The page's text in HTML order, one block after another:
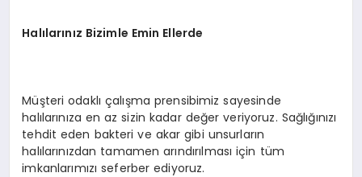
Halılarınız Bizimle Emin Ellerde
Müşteri odaklı çalışma prensibimiz sayesinde
halılarınıza en az sizin kadar değer veriyoruz. Sağlığınızı
tehdit eden bakteri ve akar gibi unsurların
halılarınızdan tamamen arındırılması için tüm
imkanlarımızı seferber ediyoruz.